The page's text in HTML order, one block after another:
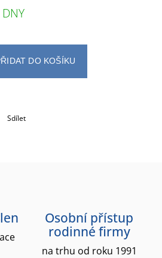
DO KOŠÍKU
Sdílet
Osobní přístup
rodinné firmy
na trhu od roku 1991